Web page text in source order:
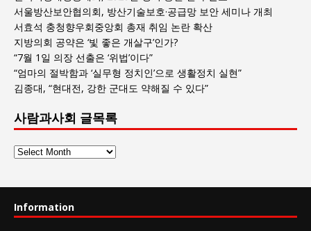
서울방산보안협의회, 방산기술보호·공급망 보안 세미나 개최
서효석 충청향우회중앙회 총재 취임 논란 확산
지방의회 공약은 ‘빛 좋은 개살구’인가?
“7월 1일 의장 선출은 ‘위법’이다”
“엄마의 절박함과 ‘실무형 정치인’으로 생활정치 실현”
김종대, “현대전, 강한 군대도 약해질 수 있다”
사람과사회 글목록
사
회
Information